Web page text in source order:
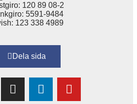
120 89 08-2
5591-9484
123 338 4989
Dela sida